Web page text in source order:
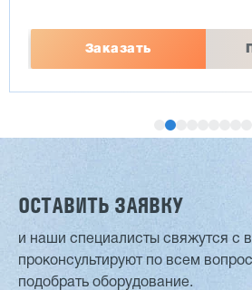
Заказать
Двухсторонний шипорез
ОСТАВИТЬ ЗАЯВКУ
и наши специалисты свяжутся с
проконсультируют по всем
подобрать оборудование.